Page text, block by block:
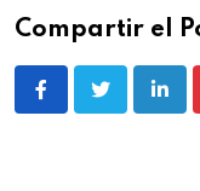
Compartir el